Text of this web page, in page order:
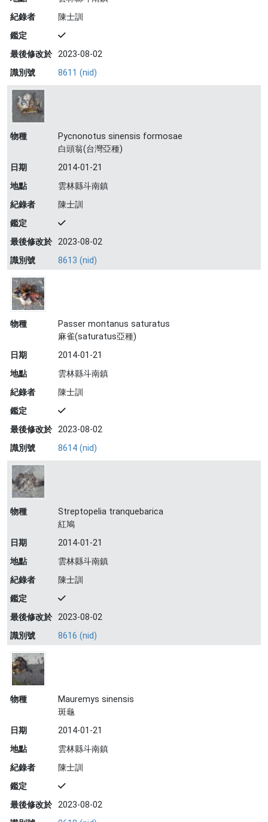
紀錄者
陳士訓
鑑定
最後修改於 2023-08-02
識別號
8611 (nid)
物種
Pycnonotus sinensis formosae
白頭翁(台灣亞種)
日期
2014-01-21
地點
雲林縣斗南鎮
紀錄者
陳士訓
鑑定
最後修改於 2023-08-02
識別號
8613 (nid)
物種
Passer montanus saturatus
麻雀(saturatus亞種)
日期
2014-01-21
地點
雲林縣斗南鎮
紀錄者
陳士訓
鑑定
最後修改於 2023-08-02
識別號
8614 (nid)
物種
Streptopelia tranquebarica
紅鳩
日期
2014-01-21
地點
雲林縣斗南鎮
紀錄者
陳士訓
鑑定
最後修改於 2023-08-02
識別號
8616 (nid)
物種
Mauremys sinensis
斑龜
日期
2014-01-21
地點
雲林縣斗南鎮
紀錄者
陳士訓
鑑定
最後修改於 2023-08-02